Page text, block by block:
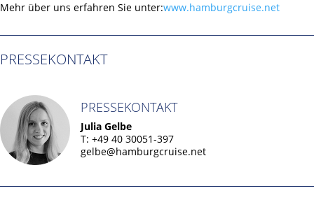
Mehr über uns erfahren Sie unter:www.hamburgcruise.net
PRESSEKONTAKT
PRESSEKONTAKT
Julia Gelbe
T: +49 40 30051-397
gelbe@hamburgcruise.net